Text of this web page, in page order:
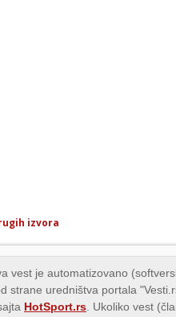
izvora
vest je automatizovano
strane uredništva portala
HotSport.rs . Ukoliko vest